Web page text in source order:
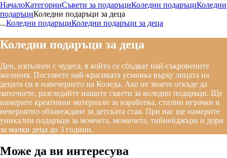
НачалоКатегорииСъвети за подаръциКоледни подаръциКоледни
подаръциКоледни подаръци за деца
...Коледни подаръциКоледни подаръци за деца
Коледни подаръци за деца
Ден, изпълнен с чудеса, в който се сбъдват най-съкровените
желания. Поставете най-красивата усмивка върху лицата на
децата си в навечерието на Коледа. Ако не знаете откъде да
започнете, разгледайте нашите съвети за коледни подаръци. Ще
намерите креативни материали за изработка, стилни играчки и
невероятно обзавеждане за детската стая. При нас ще намерите
уникални подаръци за момчета, момичета, тийнейджъри и дори
за малки деца до 3 години.
Може да ви интересува